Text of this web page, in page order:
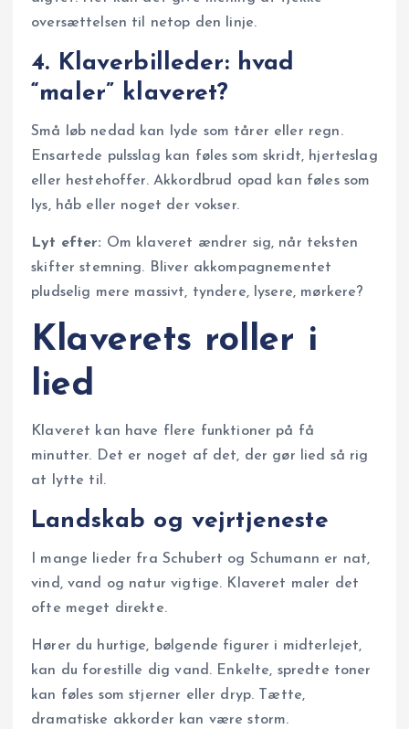
oversættelsen til netop den linje.
4. Klaverbilleder: hvad
“maler” klaveret?
Små løb nedad kan lyde som tårer eller regn.
Ensartede pulsslag kan føles som skridt, hjerteslag
eller hestehoffer. Akkordbrud opad kan føles som
lys, håb eller noget der vokser.
Lyt efter: Om klaveret ændrer sig, når teksten
skifter stemning. Bliver akkompagnementet
pludselig mere massivt, tyndere, lysere, mørkere?
Klaverets roller i
lied
Klaveret kan have flere funktioner på få
minutter. Det er noget af det, der gør lied så rig
at lytte til.
Landskab og vejrtjeneste
I mange lieder fra Schubert og Schumann er nat,
vind, vand og natur vigtige. Klaveret maler det
ofte meget direkte.
Hører du hurtige, bølgende figurer i midterlejet,
kan du forestille dig vand. Enkelte, spredte toner
kan føles som stjerner eller dryp. Tætte,
dramatiske akkorder kan være storm.